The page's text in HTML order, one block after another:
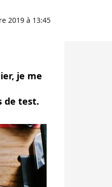
2019 à 13:45
je me
de test.